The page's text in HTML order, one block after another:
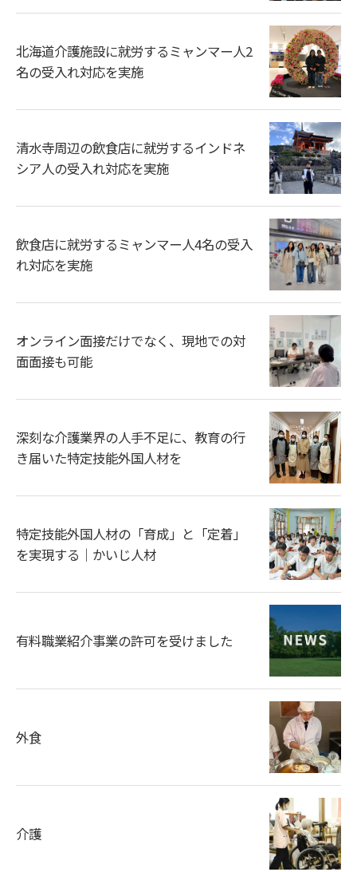
北海道介護施設に就労するミャンマー人2
名の受入れ対応を実施
清水寺周辺の飲食店に就労するインドネ
シア人の受入れ対応を実施
飲食店に就労するミャンマー人4名の受入
れ対応を実施
オンライン面接だけでなく、現地での対
面面接も可能
深刻な介護業界の人手不足に、教育の行
き届いた特定技能外国人材を
特定技能外国人材の「育成」と「定着」
を実現する｜かいじ人材
有料職業紹介事業の許可を受けました
外食
介護